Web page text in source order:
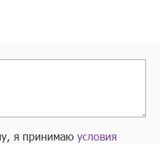
я принимаюусловия